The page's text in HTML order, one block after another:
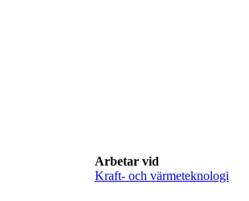
Arbetar vid
Kraft- och värmeteknologi